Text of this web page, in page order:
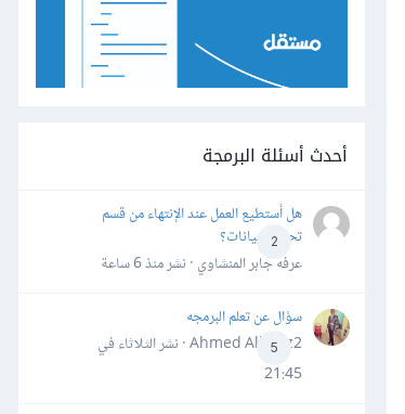
أحدث أسئلة البرمجة
2
هل أستطيع العمل عند الإنتهاء من قسم
تحليل البيانات؟
عرفه جابر المنشاوي · نشرمنذ 6 ساعة
5
سؤال عن تعلم البرمجه
Ahmed Alhafiz2 · نشر
الثلاثاء في
21:45